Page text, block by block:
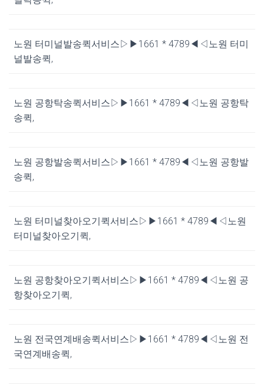
노원 터미널발송퀵서비스▷▶1661 * 4789◀◁노원 터미
널발송퀵,
노원 공항탁송퀵서비스▷▶1661 * 4789◀◁노원 공항탁
송퀵,
노원 공항발송퀵서비스▷▶1661 * 4789◀◁노원 공항발
송퀵,
노원 터미널찾아오기퀵서비스▷▶1661 * 4789◀◁노원
터미널찾아오기퀵,
노원 공항찾아오기퀵서비스▷▶1661 * 4789◀◁노원 공
항찾아오기퀵,
노원 전국연계배송퀵서비스▷▶1661 * 4789◀◁노원 전
국연계배송퀵,